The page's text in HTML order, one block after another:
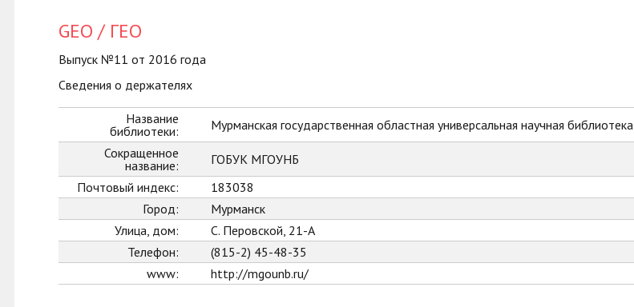
GEO / ГЕО
Выпуск №11 от 2016 года
Сведения о держателях
Название
библиотеки:
Мурманская государственная областная универсальная научная библиотека
Сокращенное
название:
ГОБУК МГОУНБ
Почтовый индекс:
183038
Город:
Мурманск
Улица, дом:
С. Перовской, 21-А
Телефон:
(815-2) 45-48-35
www:
http://mgounb.ru/